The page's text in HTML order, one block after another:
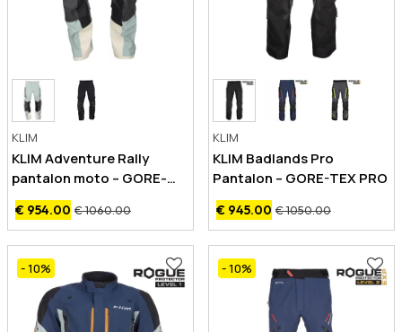
KLIM
KLIM Adventure Rally
pantalon moto – GORE-
TEX PRO
€ 954.00 € 1060.00
KLIM
KLIM Badlands Pro
Pantalon – GORE-TEX PRO
€ 945.00 € 1050.00
- 10% - 10%